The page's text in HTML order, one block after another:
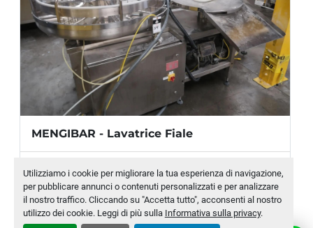
Utilizziamo i cookie per migliorare la tua esperienza di navigazione,
per pubblicare annunci o contenuti personalizzati e per analizzare
il nostro traffico. Cliccando su "Accetta tutto", acconsenti al nostro
utilizzo dei cookie. Leggi di più sulla Informativa sulla privacy.
MENGIBAR - Lavatrice Fiale
Modello MRW 400
Numero di magazzino MLTC-0010-WH